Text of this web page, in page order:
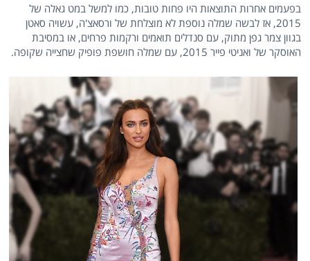
בפעמים אחרות התוצאות היו פחות טובות, כמו למשל במט גאלה של
2015, אז לבשה שמלה נוספת לא מוצלחת של ורסאצ'ה, עשויה סאטן
בגוון צמר גפן מתוק, עם סנדלים תואמים ורקמות פרחים, או במסיבת
האוסקר של ואניטי פייר 2015, עם שמלה חושפת פופיק שחצייה שקופה.